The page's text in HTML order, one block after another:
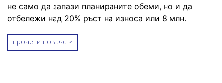
не само да запази планираните обеми, но и да
отбележи над 20% ръст на износа или 8 млн.
прочети повече >